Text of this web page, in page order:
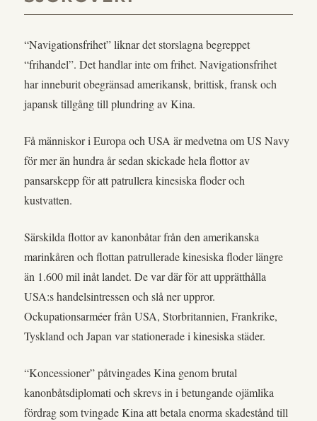
“Navigationsfrihet” liknar det storslagna begreppet
“frihandel”. Det handlar inte om frihet. Navigationsfrihet
har inneburit obegränsad amerikansk, brittisk, fransk och
japansk tillgång till plundring av Kina.
Få människor i Europa och USA är medvetna om US Navy
för mer än hundra år sedan skickade hela flottor av
pansarskepp för att patrullera kinesiska floder och
kustvatten.
Särskilda flottor av kanonbåtar från den amerikanska
marinkåren och flottan patrullerade kinesiska floder längre
än 1.600 mil inåt landet. De var där för att upprätthålla
USA:s handelsintressen och slå ner uppror.
Ockupationsarméer från USA, Storbritannien, Frankrike,
Tyskland och Japan var stationerade i kinesiska städer.
“Koncessioner” påtvingades Kina genom brutal
kanonbåtsdiplomati och skrevs in i betungande ojämlika
fördrag som tvingade Kina att betala enorma skadestånd till